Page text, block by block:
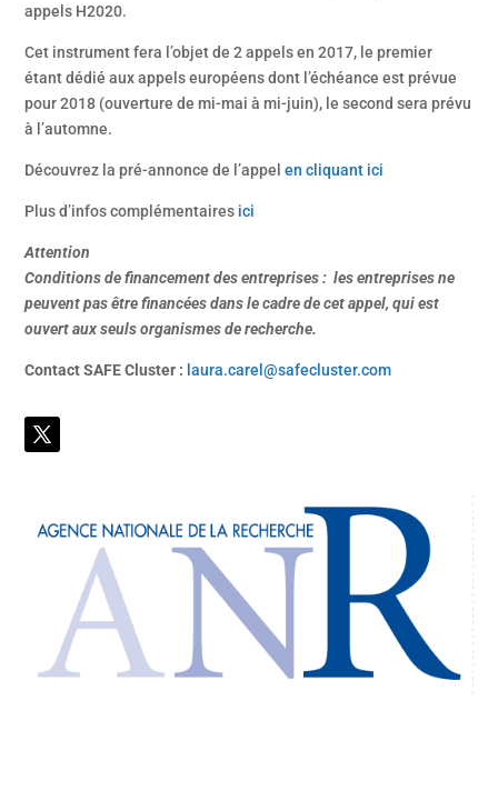
appels H2020.
Cet instrument fera l’objet de 2 appels en 2017, le premier
étant dédié aux appels européens dont l’échéance est prévue
pour 2018 (ouverture de mi-mai à mi-juin), le second sera prévu
à l’automne.
Découvrez la pré-annonce de l’appelen cliquant ici
Plus d’infos complémentaires ici
Attention
Conditions de financement des entreprises : les entreprises ne
peuvent pas être financées dans le cadre de cet appel, qui est
ouvert aux seuls organismes de recherche.
Contact SAFE Cluster : laura.carel@safecluster.com